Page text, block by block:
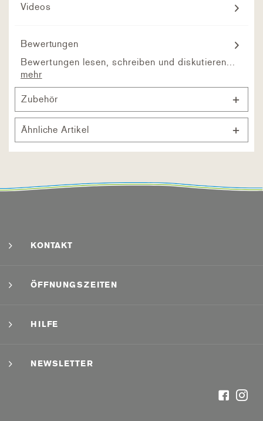
Videos
Bewertungen
Bewertungen lesen, schreiben und diskutieren...
mehr
Zubehör
Ähnliche Artikel
KONTAKT
ÖFFNUNGSZEITEN
HILFE
NEWSLETTER